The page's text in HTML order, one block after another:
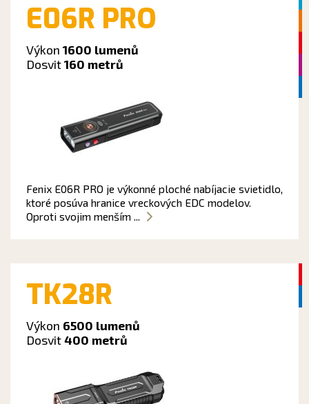
E06R PRO
Výkon 1600 lumenů
Dosvit160 metrů
Fenix E06R PRO je výkonné ploché nabíjacie svietidlo,
ktoré posúva hranice vreckových EDC modelov.
Oproti svojim menším ...
TK28R
Výkon 6500 lumenů
Dosvit400 metrů